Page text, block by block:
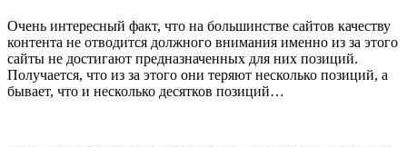
Очень интересный факт, что на большинстве сайтов качеству
контента не отводится должного внимания именно из за этого
сайты не достигают предназначенных для них позиций.
Получается, что из за этого они теряют несколько позиций, а
бывает, что и несколько десятков позиций…